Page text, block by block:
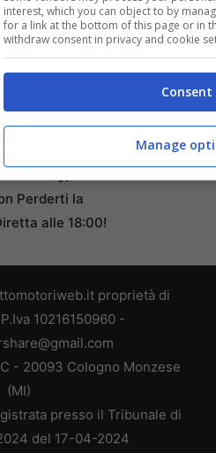
Maranello
l’Uso del
Ferrari: ‘Sono
Scuola’
2026: Guida
Orari di
su Sky, Now
Perderti la
alle 18:00!
proprietà di
10216150960 -
- 20093 Cologno Monzese
(MI)
presso il Tribunale di
del 17-04-2024
interest, which you can object to by
for a link at the bottom of this page or in
withdraw consent in privacy and cookie
Consent
Manage